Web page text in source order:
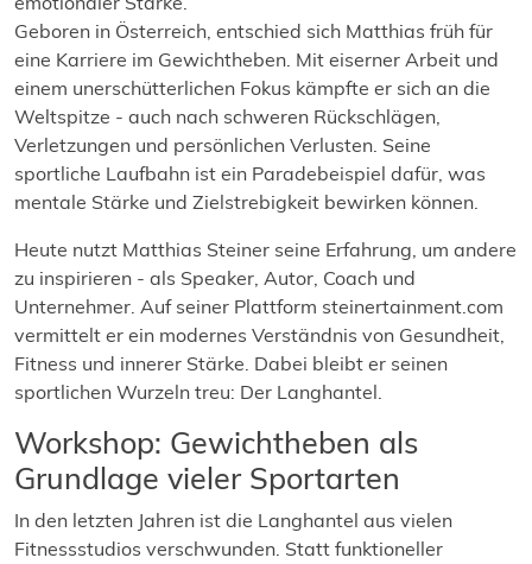
Geboren in Österreich, entschied sich Matthias früh für
eine Karriere im Gewichtheben. Mit eiserner Arbeit und
einem unerschütterlichen Fokus kämpfte er sich an die
Weltspitze - auch nach schweren Rückschlägen,
Verletzungen und persönlichen Verlusten. Seine
sportliche Laufbahn ist ein Paradebeispiel dafür, was
mentale Stärke und Zielstrebigkeit bewirken können.
Heute nutzt Matthias Steiner seine Erfahrung, um andere
zu inspirieren - als Speaker, Autor, Coach und
Unternehmer. Auf seiner Plattform steinertainment.com
vermittelt er ein modernes Verständnis von Gesundheit,
Fitness und innerer Stärke. Dabei bleibt er seinen
sportlichen Wurzeln treu: Der Langhantel.
Workshop: Gewichtheben als
Grundlage vieler Sportarten
In den letzten Jahren ist die Langhantel aus vielen
Fitnessstudios verschwunden. Statt funktioneller